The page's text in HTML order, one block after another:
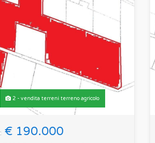
2 - vendita terreni terreno agricolo
€ 190.000